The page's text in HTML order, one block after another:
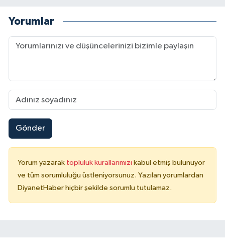
Yorumlar
Gönder
Yorum yazarak topluluk kurallarımızı kabul etmiş bulunuyor
ve tüm sorumluluğu üstleniyorsunuz. Yazılan yorumlardan
DiyanetHaber hiçbir şekilde sorumlu tutulamaz.